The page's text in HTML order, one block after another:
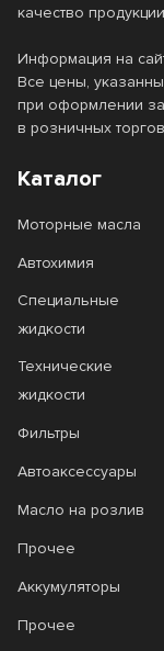
качество
Информация на
Все цены,
при оформлении
в розничных
Каталог
Моторные масла
Автохимия
Специальные
жидкости
Технические
жидкости
Фильтры
Автоаксессуары
Масло на розлив
Прочее
Аккумуляторы
Прочее